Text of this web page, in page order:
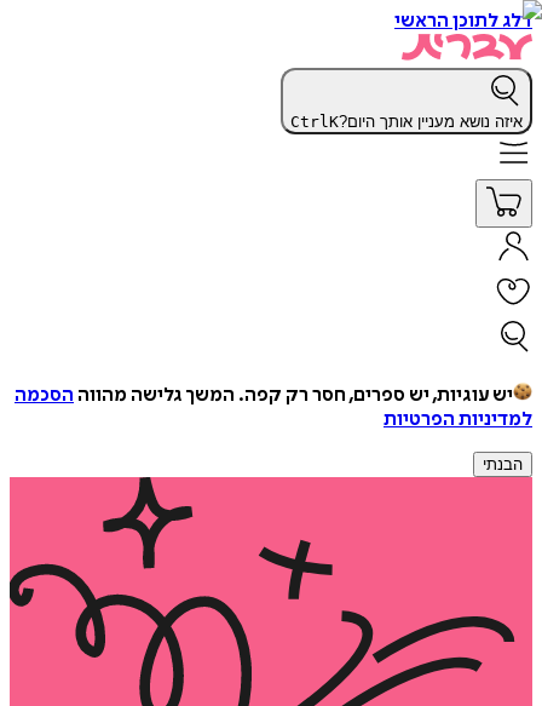
דלג לתוכן הראשי
איזה נושא מעניין אותך היום? CtrlK
יש עוגיות, יש ספרים, חסר רק קפה. המשך גלישה מהווה הסכמה
למדיניות הפרטיות
הבנתי